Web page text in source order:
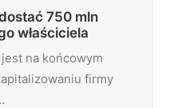
750 mln
właściciela
na końcowym
firmy